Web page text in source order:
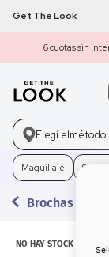
Get The Look
6 cuotas sin
Elegí elmétodo
Maquillaje
Brochas y
NO HAY STOCK
1 get the look
2 máscara
loreal
4. brochas
5. corrector